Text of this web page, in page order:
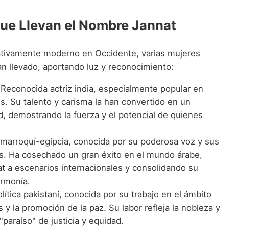
Llevan el Nombre Jannat
moderno en Occidente, varias mujeres
llevado, aportando luz y reconocimiento:
Reconocida actriz india, especialmente popular en
Su talento y carisma la han convertido en un
demostrando la fuerza y el potencial de quienes
egipcia, conocida por su poderosa voz y sus
Ha cosechado un gran éxito en el mundo árabe,
a escenarios internacionales y consolidando su
pakistaní, conocida por su trabajo en el ámbito
y la promoción de la paz. Su labor refleja la nobleza y
de justicia y equidad.